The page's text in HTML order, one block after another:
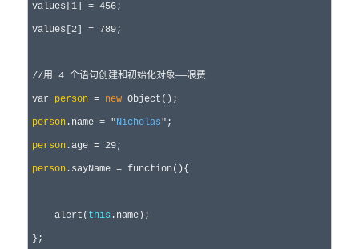
values[ 1] = 456;
values[ 2] = 789;
//用 4 个语句创建和初始化对象——浪费
var person = new
person .name = "Nicholas"
person .age = 29
person .sayName = function(){
    alert(
this .name);
};